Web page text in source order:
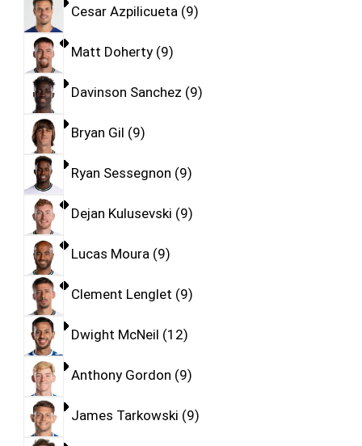
Cesar Azpilicueta 9
Matt Doherty 9
Davinson Sanchez 9
Bryan Gil 9
Ryan Sessegnon 9
Dejan Kulusevski 9
Lucas Moura 9
Clement Lenglet 9
Dwight McNeil 12
Anthony Gordon 9
James Tarkowski 9